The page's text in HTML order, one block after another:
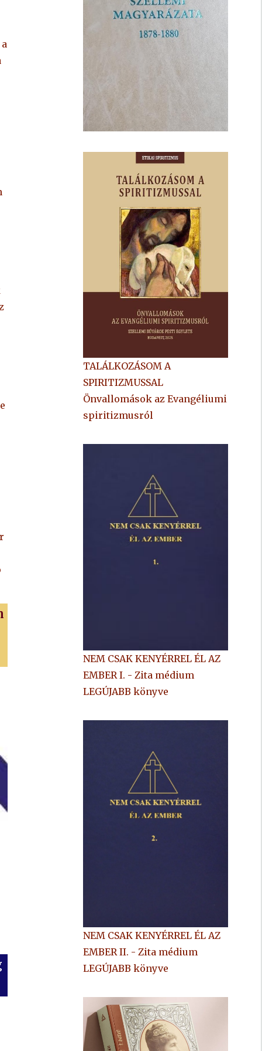
TALÁLKOZÁSOM A
SPIRITIZMUSSAL
Önvallomások az Evangéliumi
spiritizmusról
NEM CSAK KENYÉRREL ÉL AZ
EMBER I. - Zita médium
LEGÚJABB könyve
NEM CSAK KENYÉRREL ÉL AZ
EMBER II. - Zita médium
LEGÚJABB könyve